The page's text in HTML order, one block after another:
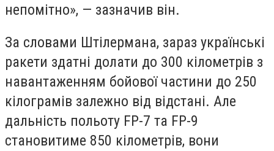
непомітно», — зазначив він.
За словами Штілермана, зараз українські
ракети здатні долати до 300 кілометрів з
навантаженням бойової частини до 250
кілограмів залежно від відстані. Але
дальність польоту FP-7 та FP-9
становитиме 850 кілометрів, вони